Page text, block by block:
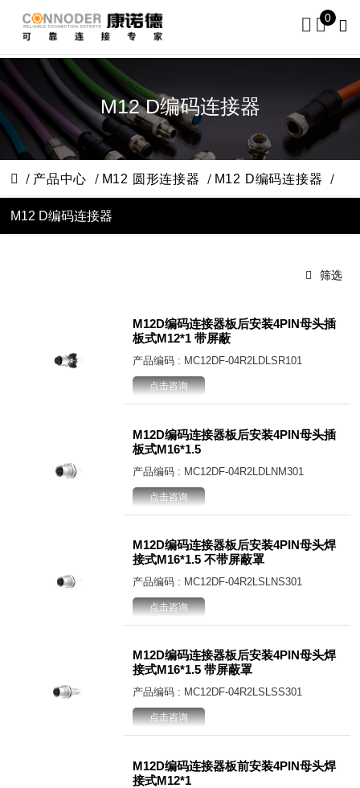
0
M12 D编码连接器
产品中心 M12 圆形连接器 M12 D编码连接器
M12 D编码连接器
筛选
M12D编码连接器板后安装4PIN母头插
板式M12*1 带屏蔽
产品编码 : MC12DF-04R2LDLSR101
点击咨询
M12D编码连接器板后安装4PIN母头插
板式M16*1.5
产品编码 : MC12DF-04R2LDLNM301
点击咨询
M12D编码连接器板后安装4PIN母头焊
接式M16*1.5 不带屏蔽罩
产品编码 : MC12DF-04R2LSLNS301
点击咨询
M12D编码连接器板后安装4PIN母头焊
接式M16*1.5 带屏蔽罩
产品编码 : MC12DF-04R2LSLSS301
点击咨询
M12D编码连接器板前安装4PIN母头焊
接式M12*1